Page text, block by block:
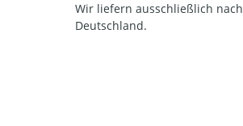
Wir liefern ausschließlich nach
Deutschland.